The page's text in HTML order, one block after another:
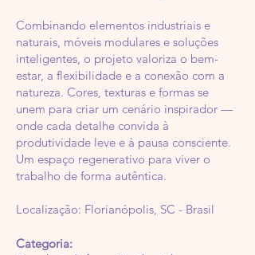
Combinando elementos industriais e
naturais, móveis modulares e soluções
inteligentes, o projeto valoriza o bem-
estar, a flexibilidade e a conexão com a
natureza. Cores, texturas e formas se
unem para criar um cenário inspirador —
onde cada detalhe convida à
produtividade leve e à pausa consciente.
Um espaço regenerativo para viver o
trabalho de forma autêntica.
Localização: Florianópolis, SC - Brasil
Categoria: